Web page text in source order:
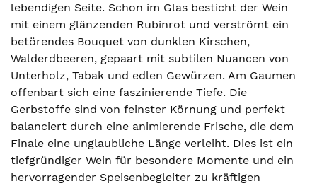
lebendigen Seite. Schon im Glas besticht der Wein
mit einem glänzenden Rubinrot und verströmt ein
betörendes Bouquet von dunklen Kirschen,
Walderdbeeren, gepaart mit subtilen Nuancen von
Unterholz, Tabak und edlen Gewürzen. Am Gaumen
offenbart sich eine faszinierende Tiefe. Die
Gerbstoffe sind von feinster Körnung und perfekt
balanciert durch eine animierende Frische, die dem
Finale eine unglaubliche Länge verleiht. Dies ist ein
tiefgründiger Wein für besondere Momente und ein
hervorragender Speisenbegleiter zu kräftigen